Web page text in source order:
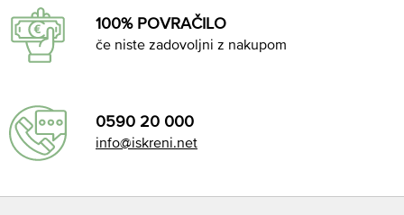
100% POVRAČILO
če niste zadovoljni z nakupom
0590 20 000
info@iskreni.net